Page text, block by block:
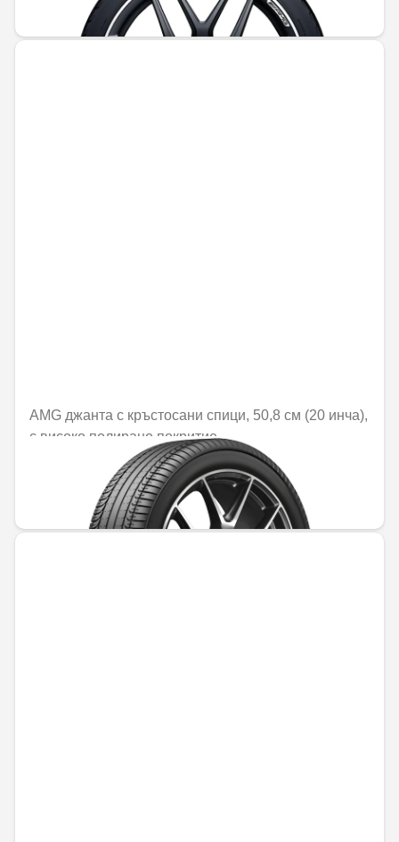
2498,82 € / 4887,27 лв.
AMG джанта с кръстосани спици, 50,8 см (20 инча),
с високо полирано покритие
Не е налично онлайн
1421,84 € / 2780,89 лв.